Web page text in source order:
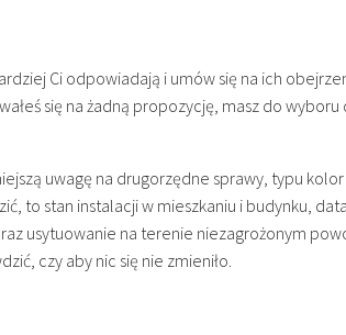
Ci odpowiadają i umów się na ich
się na żadną propozycję, masz do
uwagę na drugorzędne sprawy, typu
to stan instalacji w mieszkaniu i budynku,
usytuowanie na terenie niezagrożonym
czy aby nic się nie zmieniło.